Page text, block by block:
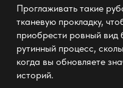
Проглаживать такие
тканевую прокладку,
приобрести ровный вид
рутинный процесс,
когда вы обновляете
историй.